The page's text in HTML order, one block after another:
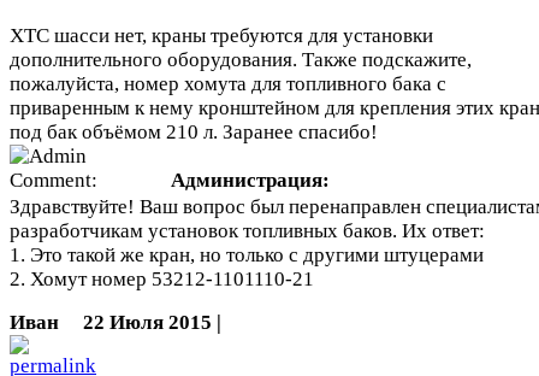
ХТС шасси нет, краны требуются для установки
дополнительного оборудования. Также подскажите,
пожалуйста, номер хомута для топливного бака с
приваренным к нему кронштейном для крепления этих
под бак объёмом 210 л. Заранее спасибо!
Администрация:
Здравствуйте! Ваш вопрос был перенаправлен
разработчикам установок топливных баков. Их ответ:
1. Это такой же кран, но только с другими штуцерами
2. Хомут номер 53212-1101110-21
Иван
22 Июля 2015 |